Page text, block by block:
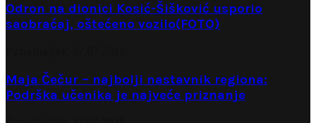
Odron na dionici Kosić-Šišković usporio
saobraćaj, oštećeno vozilo(FOTO)
Maja Čečur – najbolji nastavnik regiona:
Podrška učenika je najveće priznanje